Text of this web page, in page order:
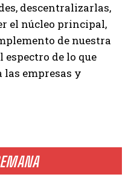
descentralizarlas,
el núcleo principal,
de nuestra
de lo que
las empresas y